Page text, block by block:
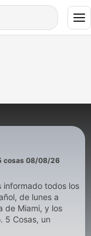
cosas 08/08/26
informado todos los
de lunes a
de Miami, y los
5 Cosas, un